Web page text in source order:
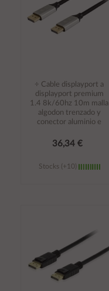
÷ Cable displayport a
displayport premium
1.4 8k/60hz 10m malla
algodon trenzado y
conector aluminio e
36,34 €
Stocks (+10)